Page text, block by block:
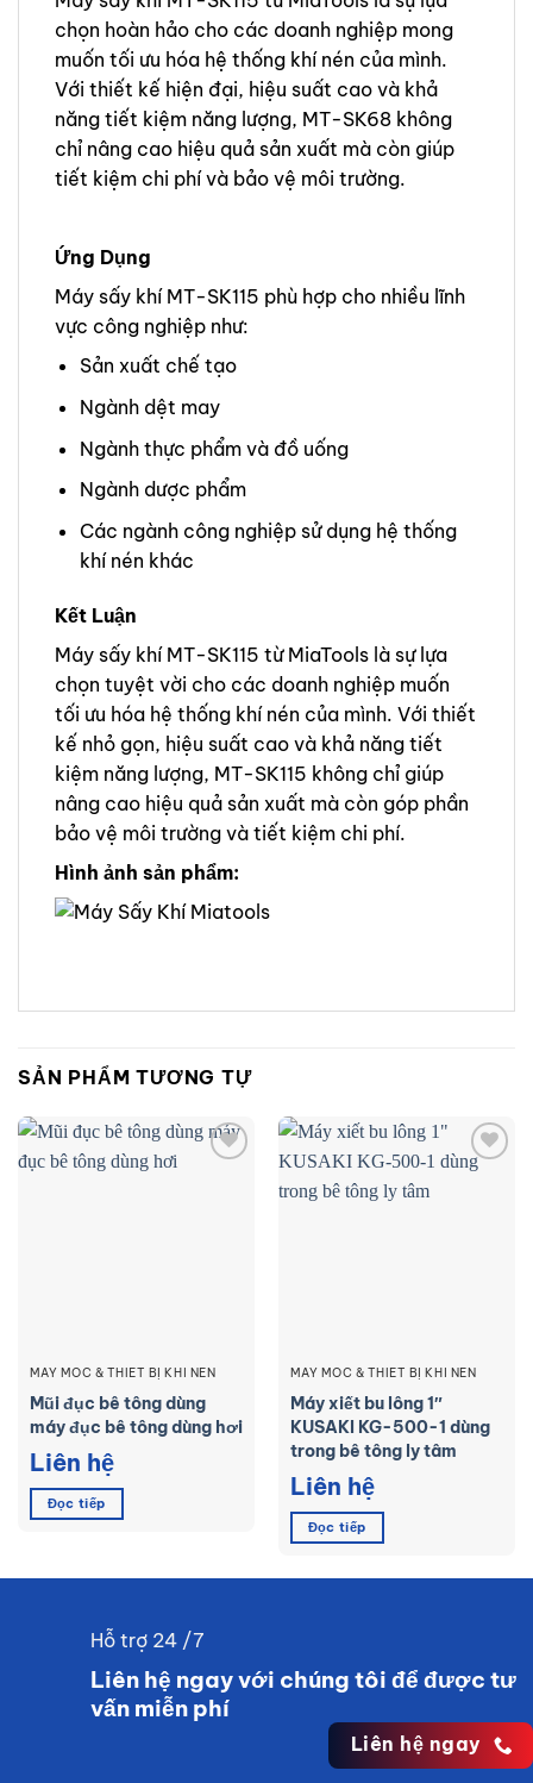
chọn hoàn hảo cho các doanh nghiệp mong
muốn tối ưu hóa hệ thống khí nén của mình.
Với thiết kế hiện đại, hiệu suất cao và khả
năng tiết kiệm năng lượng, MT-SK68 không
chỉ nâng cao hiệu quả sản xuất mà còn giúp
tiết kiệm chi phí và bảo vệ môi trường.
Ứng Dụng
Máy sấy khí MT-SK115 phù hợp cho nhiều lĩnh
vực công nghiệp như:
Sản xuất chế tạo
Ngành dệt may
Ngành thực phẩm và đồ uống
Ngành dược phẩm
Các ngành công nghiệp sử dụng hệ thống
khí nén khác
Kết Luận
Máy sấy khí MT-SK115 từ MiaTools là sự lựa
chọn tuyệt vời cho các doanh nghiệp muốn
tối ưu hóa hệ thống khí nén của mình. Với thiết
kế nhỏ gọn, hiệu suất cao và khả năng tiết
kiệm năng lượng, MT-SK115 không chỉ giúp
nâng cao hiệu quả sản xuất mà còn góp phần
bảo vệ môi trường và tiết kiệm chi phí.
Hình ảnh sản phẩm:
SẢN PHẨM TƯƠNG TỰ
MÁY MÓC & THIẾT BỊ KHÍ NÉN
Mũi đục bê tông dùng
máy đục bê tông dùng hơi
Liên hệ
Đọc tiếp
Add to
MÁY MÓC & THIẾT BỊ KHÍ NÉN
Máy xiết bu lông 1″
KUSAKI KG-500-1 dùng
trong bê tông ly tâm
Liên hệ
Đọc tiếp
Hỗ trợ 24 /7
Liên hệ ngay với chúng tôi để được tư
vấn miễn phí
Liên hệ ngay